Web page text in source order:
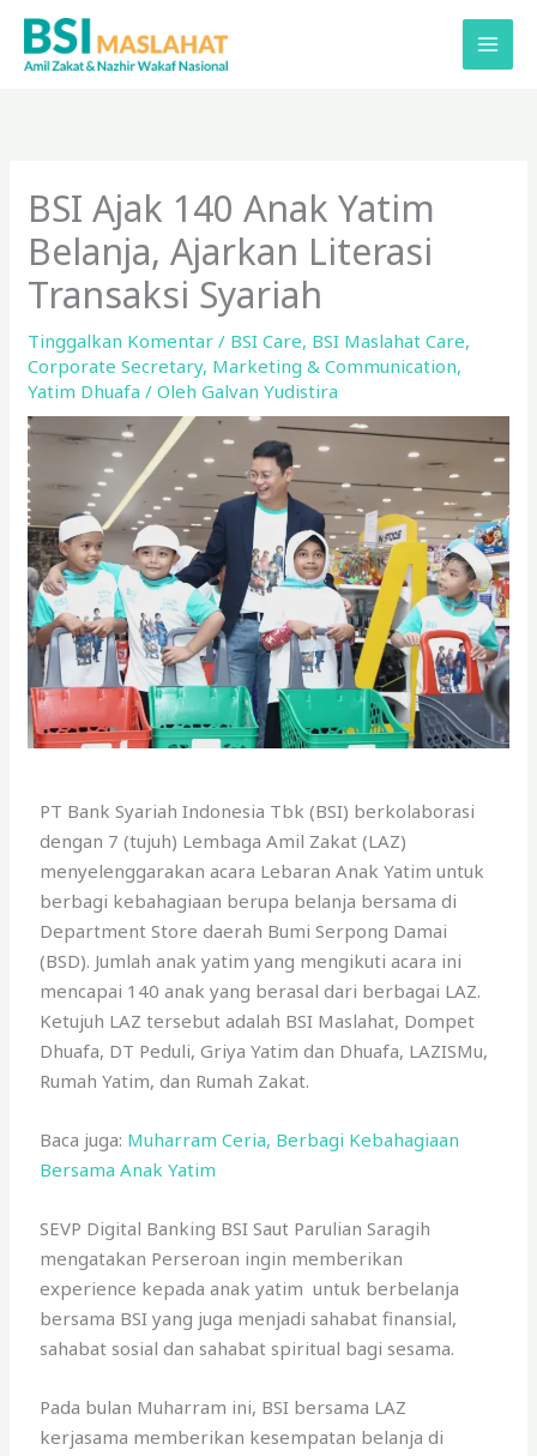
Lewati
konten
BSI Ajak 140 Anak Yatim
Belanja, Ajarkan Literasi
Transaksi Syariah
Tinggalkan Komentar / BSI Care, BSI Maslahat Care,
Corporate Secretary, Marketing & Communication,
Yatim Dhuafa / OlehGalvan Yudistira
PT Bank Syariah Indonesia Tbk (BSI) berkolaborasi
dengan 7 (tujuh) Lembaga Amil Zakat (LAZ)
menyelenggarakan acara Lebaran Anak Yatim untuk
berbagi kebahagiaan berupa belanja bersama di
Department Store daerah Bumi Serpong Damai
(BSD). Jumlah anak yatim yang mengikuti acara ini
mencapai 140 anak yang berasal dari berbagai LAZ.
Ketujuh LAZ tersebut adalah BSI Maslahat, Dompet
Dhuafa, DT Peduli, Griya Yatim dan Dhuafa, LAZISMu,
Rumah Yatim, dan Rumah Zakat.
Baca juga: Muharram Ceria, Berbagi Kebahagiaan
Bersama Anak Yatim
SEVP Digital Banking BSI Saut Parulian Saragih
mengatakan Perseroan ingin memberikan
experience kepada anak yatim untuk berbelanja
bersama BSI yang juga menjadi sahabat finansial,
sahabat sosial dan sahabat spiritual bagi sesama.
Pada bulan Muharram ini, BSI bersama LAZ
kerjasama memberikan kesempatan belanja di